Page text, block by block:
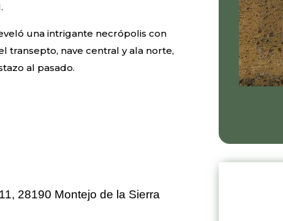
una intrigante necrópolis con
transepto, nave central y ala norte,
al pasado.
28190 Montejo de la Sierra